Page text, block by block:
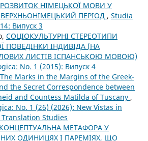
РОЗВИТОК НІМЕЦЬКОЇ МОВИ У
ПЕРІОД , Studia
Випуск 3
СОЦІОКУЛЬТУРНІ СТЕРЕОТИПИ
ПОВЕДІНКИ ІНДИВІДА (НА
ЛИСТІВ ІСПАНСЬКОЮ МОВОЮ)
No. 1 (2015): Випуск 4
The Marks in the Margins of the Greek-
the Secret Correspondence between
and Countess Matilda of Tuscany ,
No. 1 (26) (2026): New Vistas in
Studies
КОНЦЕПТУАЛЬНА МЕТАФОРА У
ОДИНИЦЯХ І ПАРЕМІЯХ, ЩО